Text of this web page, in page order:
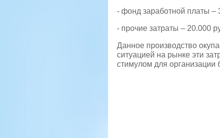
- фонд заработной платы –
- прочие затраты – 20.000
Данное производство
ситуацией на рынке эти
стимулом для организации